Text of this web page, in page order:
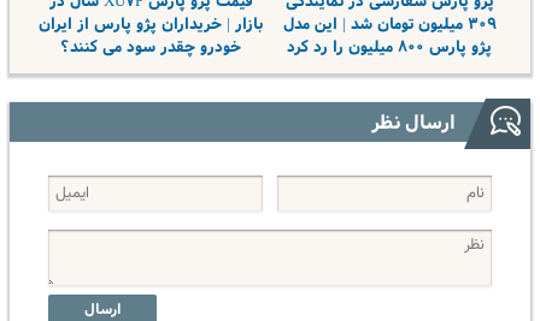
۳۰۹ میلیون تومان شد | این مدل
پژو پارس ۸۰۰ میلیون را رد کرد
بازار | خریداران پژو پارس از ایران
خودرو چقدر سود می کنند؟
ارسال نظر
ارسال